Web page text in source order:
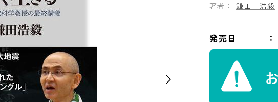
著者： 鎌田 浩毅
発売日